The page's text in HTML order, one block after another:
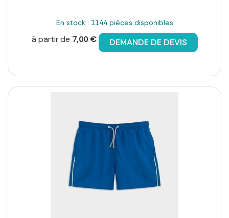
En stock : 1144 pièces disponibles
à partir de 7,00 € DEMANDE DE DEVIS